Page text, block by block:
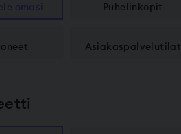
Puhelinkopit
Asiakaspalvelu­tilat